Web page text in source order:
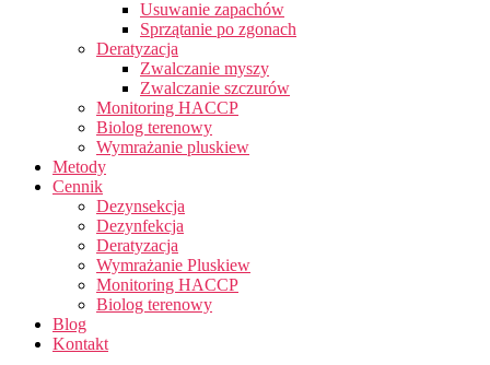
Usuwanie zapachów
Sprzątanie po zgonach
Deratyzacja
Zwalczanie myszy
Zwalczanie szczurów
Monitoring HACCP
Biolog terenowy
Wymrażanie pluskiew
Metody
Cennik
Dezynsekcja
Dezynfekcja
Deratyzacja
Wymrażanie Pluskiew
Monitoring HACCP
Biolog terenowy
Blog
Kontakt